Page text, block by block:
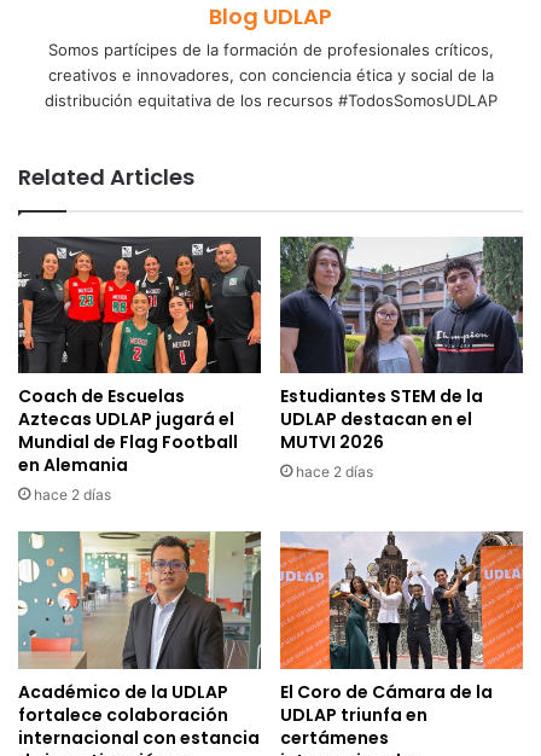
Blog UDLAP
Somos partícipes de la formación de profesionales críticos,
creativos e innovadores, con conciencia ética y social de la
distribución equitativa de los recursos #TodosSomosUDLAP
Related Articles
Coach de Escuelas
Aztecas UDLAP jugará el
Mundial de Flag Football
en Alemania
hace 2 días
Estudiantes STEM de la
UDLAP destacan en el
MUTVI 2026
hace 2 días
Académico de la UDLAP
fortalece colaboración
internacional con estancia
El Coro de Cámara de la
UDLAP triunfa en
certámenes